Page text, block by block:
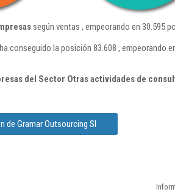
según ventas , empeorando en 30.595
conseguido la posición 83.608 , empeorando
del Sector Otras actividades de
de Gramar Outsourcing Sl